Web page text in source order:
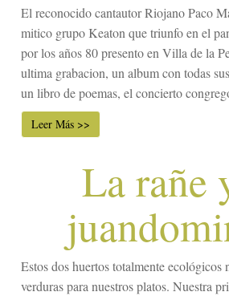
El reconocido cantautor Riojano Paco
mitico grupo Keaton que triunfo en el
por los años 80 presento en Villa de la
ultima grabacion, un album con todas
un libro de poemas, el concierto
Leer Más >>
La rañe
Estos dos huertos totalmente ecológicos
verduras para nuestros platos. Nuestra